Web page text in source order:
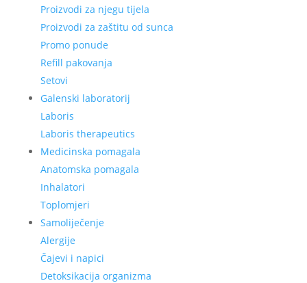
Proizvodi za njegu tijela
Proizvodi za zaštitu od sunca
Promo ponude
Refill pakovanja
Setovi
Galenski laboratorij
Laboris
Laboris therapeutics
Medicinska pomagala
Anatomska pomagala
Inhalatori
Toplomjeri
Samoliječenje
Alergije
Čajevi i napici
Detoksikacija organizma